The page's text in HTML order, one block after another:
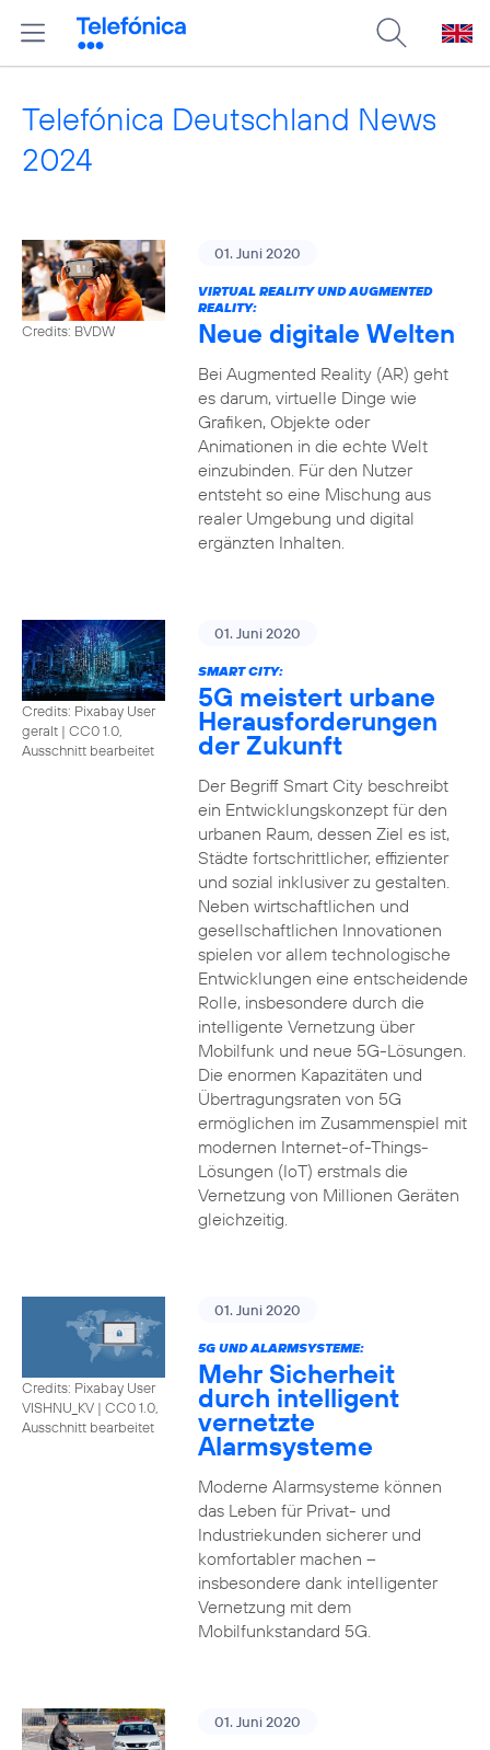
Telefónica Deutschland News
2024
Credits: BVDW
01. Juni 2020
VIRTUAL REALITY UND AUGMENTED
REALITY:
Neue digitale Welten
Bei Augmented Reality (AR) geht
es darum, virtuelle Dinge wie
Grafiken, Objekte oder
Animationen in die echte Welt
einzubinden. Für den Nutzer
entsteht so eine Mischung aus
realer Umgebung und digital
ergänzten Inhalten.
Credits: Pixabay User
geralt | CC0 1.0,
Ausschnitt bearbeitet
01. Juni 2020
SMART CITY:
5G meistert urbane
Herausforderungen
der Zukunft
Der Begriff Smart City beschreibt
ein Entwicklungskonzept für den
urbanen Raum, dessen Ziel es ist,
Städte fortschrittlicher, effizienter
und sozial inklusiver zu gestalten.
Neben wirtschaftlichen und
gesellschaftlichen Innovationen
spielen vor allem technologische
Entwicklungen eine entscheidende
Rolle, insbesondere durch die
intelligente Vernetzung über
Mobilfunk und neue 5G-Lösungen.
Die enormen Kapazitäten und
Übertragungsraten von 5G
ermöglichen im Zusammenspiel mit
modernen Internet-of-Things-
Lösungen (IoT) erstmals die
Vernetzung von Millionen Geräten
gleichzeitig.
Credits: Pixabay User
VISHNU_KV | CC0 1.0,
Ausschnitt bearbeitet
01. Juni 2020
5G UND ALARMSYSTEME:
Mehr Sicherheit
durch intelligent
vernetzte
Alarmsysteme
Moderne Alarmsysteme können
das Leben für Privat- und
Industriekunden sicherer und
komfortabler machen –
insbesondere dank intelligenter
Vernetzung mit dem
Mobilfunkstandard 5G.
01. Juni 2020